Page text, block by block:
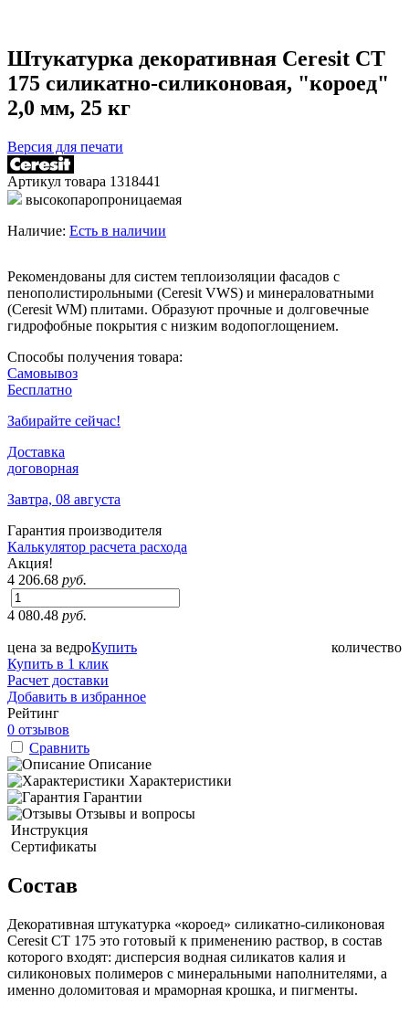
Штукатурка декоративная Ceresit CT
175 силикатно-силиконовая, "короед"
2,0 мм, 25 кг
Версия для печати
Артикул товара 1318441
высокопаропроницаемая
Наличие: Есть в наличии
Рекомендованы для систем теплоизоляции фасадов с
пенополистирольными (Ceresit VWS) и минераловатными
(Ceresit WM) плитами. Образуют прочные и долговечные
гидрофобные покрытия с низким водопоглощением.
Способы получения товара:
Самовывоз
Бесплатно
Забирайте сейчас!
Доставка
договорная
Завтра, 08 августа
Гарантия производителя
Калькулятор расчета расхода
Акция!
4 206.68 руб.
4 080.48 руб.
цена за ведро количество
Купить
Купить в 1 клик
Расчет доставки
Добавить в избранное
Рейтинг
0 отзывов
Сравнить
Описание
Характеристики
Гарантии
Отзывы и вопросы
Инструкция
Сертификаты
Состав
Декоративная штукатурка «короед» силикатно-силиконовая
Ceresit CT 175 это готовый к применению раствор, в состав
которого входят: дисперсия водная силикатов калия и
силиконовых полимеров с минеральными наполнителями, а
именно доломитовая и мраморная крошка, и пигменты.